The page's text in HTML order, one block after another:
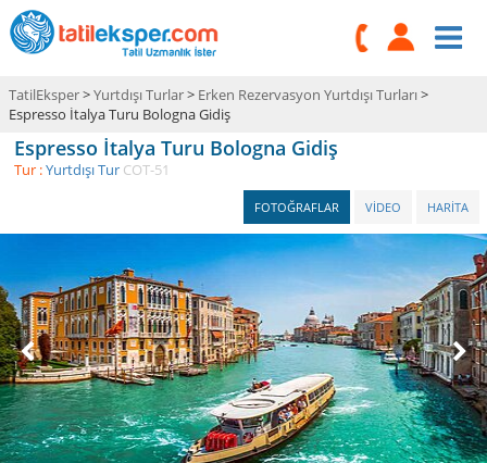
TatilEksper>Yurtdışı Turlar> Erken Rezervasyon Yurtdışı Turları>
Espresso İtalya Turu Bologna Gidiş
Espresso İtalya Turu Bologna Gidiş
Tur :Yurtdışı Tur COT-51
HARİTA
VİDEO
FOTOĞRAFLAR